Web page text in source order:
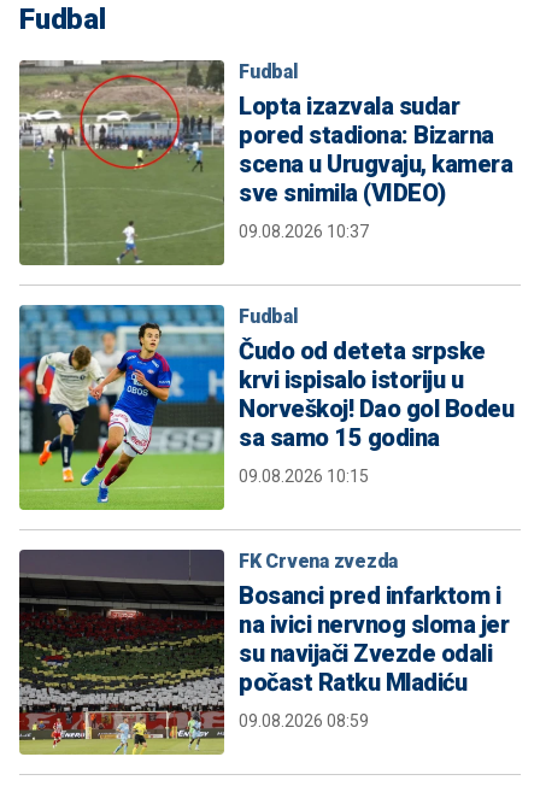
Fudbal
Fudbal
Lopta izazvala sudar
pored stadiona: Bizarna
scena u Urugvaju, kamera
sve snimila (VIDEO)
09.08.2026 10:37
Fudbal
Čudo od deteta srpske
krvi ispisalo istoriju u
Norveškoj! Dao gol Bodeu
sa samo 15 godina
09.08.2026 10:15
FK Crvena zvezda
Bosanci pred infarktom i
na ivici nervnog sloma jer
su navijači Zvezde odali
počast Ratku Mladiću
09.08.2026 08:59